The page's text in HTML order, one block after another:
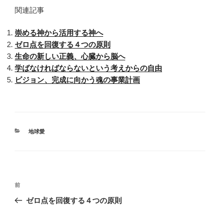
関連記事
崇める神から活用する神へ
ゼロ点を回復する４つの原則
生命の新しい正義、心臓から脳へ
学ばなければならないという考えからの自由
ビジョン、完成に向かう魂の事業計画
カ
地球愛
投
前
の
前
ゼロ点を回復する４つの原則